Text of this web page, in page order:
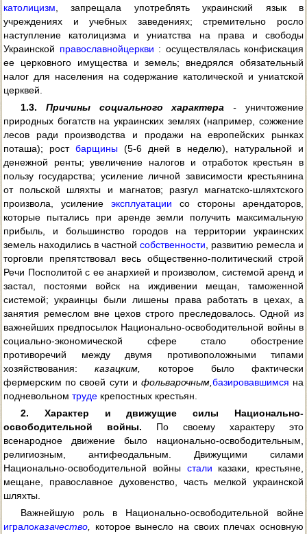
католицизм , запрещала употреблять украинский язык в
учреждениях и учебных заведениях; стремительно росло
наступление католицизма и униатства на права и свободы
Украинской православнойцеркви : осуществлялась конфискация
ее церковного имущества и земель; внедрялся обязательный
налог для населения на содержание католической и униатской
церквей.
1.3. Причины социального характера- уничтожение
природных богатств на украинских землях (например, сожжение
лесов ради производства и продажи на европейских рынках
поташа); рост барщины (5-6 дней в неделю), натуральной и
денежной ренты; увеличение налогов и отработок крестьян в
пользу государства; усиление личной зависимости крестьянина
от польской шляхты и магнатов; разгул магнатско-шляхтского
произвола, усиление эксплуатации со стороны арендаторов,
которые пытались при аренде земли получить максимальную
прибыль, и большинство городов на территории украинских
земель находились в частной собственности , развитию ремесла и
торговли препятствовал весь общественно-политический строй
Речи Посполитой с ее анархией и произволом, системой аренд и
застал, постоями войск на иждивении мещан, таможенной
системой; украинцы были лишены права работать в цехах, а
занятия ремеслом вне цехов строго преследовалось. Одной из
важнейших предпосылок Национально-освободительной войны в
социально-экономической сфере стало обострение
противоречий между двумя противоположными типами
хозяйствования:казацким,
которое было фактически
фермерским по своей сути и фольварочным, базировавшимся на
подневольном труде крепостных крестьян.
2. Характер и движущие силы Национально-
освободительной войны. По своему характеру это
всенародное движение было национально-освободительным,
религиозным, антифеодальным. Движущими силами
Национально-освободительной войны стали казаки, крестьяне,
мещане, православное духовенство, часть мелкой украинской
шляхты.
Важнейшую роль в Национально-освободительной войне
игралоказачество
которое вынесло на своих плечах основную